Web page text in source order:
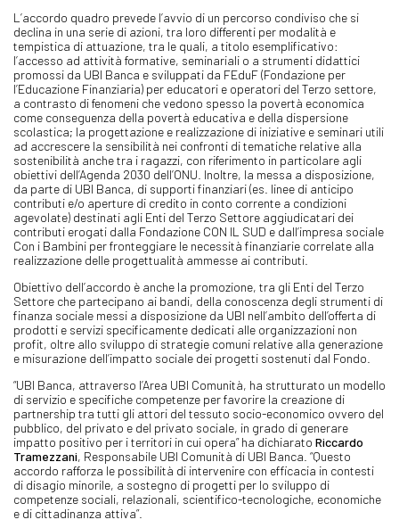
L’accordo quadro prevede l’avvio di un percorso condiviso che si
declina in una serie di azioni, tra loro differenti per modalità e
tempistica di attuazione, tra le quali, a titolo esemplificativo:
l’accesso ad attività formative, seminariali o a strumenti didattici
promossi da UBI Banca e sviluppati da FEduF (Fondazione per
l’Educazione Finanziaria) per educatori e operatori del Terzo settore,
a contrasto di fenomeni che vedono spesso la povertà economica
come conseguenza della povertà educativa e della dispersione
scolastica; la progettazione e realizzazione di iniziative e seminari utili
ad accrescere la sensibilità nei confronti di tematiche relative alla
sostenibilità anche tra i ragazzi, con riferimento in particolare agli
obiettivi dell’Agenda 2030 dell’ONU. Inoltre, la messa a disposizione,
da parte di UBI Banca, di supporti finanziari (es. linee di anticipo
contributi e/o aperture di credito in conto corrente a condizioni
agevolate) destinati agli Enti del Terzo Settore aggiudicatari dei
contributi erogati dalla Fondazione CON IL SUD e dall’impresa sociale
Con i Bambini per fronteggiare le necessità finanziarie correlate alla
realizzazione delle progettualità ammesse ai contributi.
Obiettivo dell’accordo è anche la promozione, tra gli Enti del Terzo
Settore che partecipano ai bandi, della conoscenza degli strumenti di
finanza sociale messi a disposizione da UBI nell’ambito dell’offerta di
prodotti e servizi specificamente dedicati alle organizzazioni non
profit, oltre allo sviluppo di strategie comuni relative alla generazione
e misurazione dell’impatto sociale dei progetti sostenuti dal Fondo.
“UBI Banca, attraverso l’Area UBI Comunità, ha strutturato un modello
di servizio e specifiche competenze per favorire la creazione di
partnership tra tutti gli attori del tessuto socio-economico ovvero del
pubblico, del privato e del privato sociale, in grado di generare
impatto positivo per i territori in cui opera” ha dichiarato Riccardo
Tramezzani, Responsabile UBI Comunità di UBI Banca. “Questo
accordo rafforza le possibilità di intervenire con efficacia in contesti
di disagio minorile, a sostegno di progetti per lo sviluppo di
competenze sociali, relazionali, scientifico-tecnologiche, economiche
e di cittadinanza attiva”.